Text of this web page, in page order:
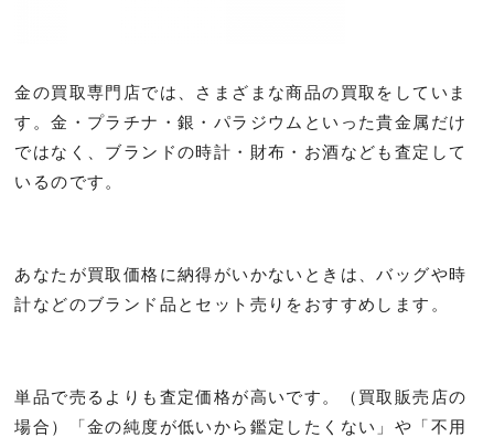
金の買取専門店では、さまざまな商品の買取をしていま
す。金・プラチナ・銀・パラジウムといった貴金属だけ
ではなく、ブランドの時計・財布・お酒なども査定して
いるのです。
あなたが買取価格に納得がいかないときは、バッグや時
計などのブランド品とセット売りをおすすめします。
単品で売るよりも査定価格が高いです。（買取販売店の
場合）「金の純度が低いから鑑定したくない」や「不用